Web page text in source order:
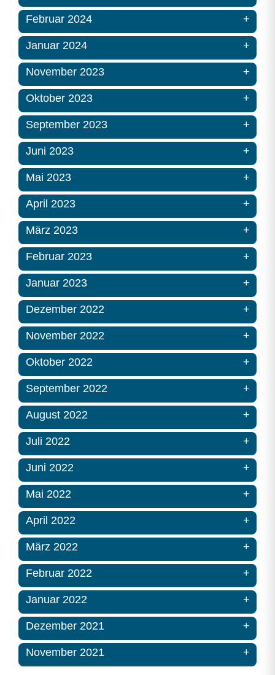
Februar 2024
Januar 2024
November 2023
Oktober 2023
September 2023
Juni 2023
Mai 2023
April 2023
März 2023
Februar 2023
Januar 2023
Dezember 2022
November 2022
Oktober 2022
September 2022
August 2022
Juli 2022
Juni 2022
Mai 2022
April 2022
März 2022
Februar 2022
Januar 2022
Dezember 2021
November 2021